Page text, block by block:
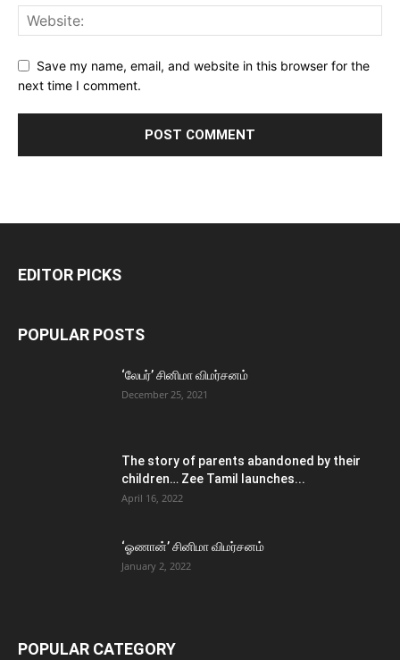
Save my name, email, and website in this browser for the
next time I comment.
EDITOR PICKS
POPULAR POSTS
‘லேபர்’ சினிமா விமர்சனம்
December 25, 2021
The story of parents abandoned by their
children… Zee Tamil launches...
April 16, 2022
‘ஓணான்’ சினிமா விமர்சனம்
January 2, 2022
POPULAR CATEGORY